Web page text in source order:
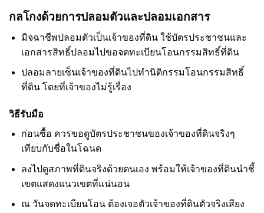
กลโกงด้วยการปลอมตัวและปลอมเอกสาร
มิจฉาชีพปลอมตัวเป็นเจ้าของที่ดิน ใช้บัตรประชาชนและ
เอกสารสิทธิ์ปลอมไปขอจดทะเบียนโอนกรรมสิทธิ์ที่ดิน
ปลอมลายเซ็นเจ้าของที่ดินไปทำนิติกรรมโอนกรรมสิทธิ์
ที่ดิน โดยที่เจ้าของไม่รู้เรื่อง
วิธีรับมือ
ก่อนซื้อ ควรขอดูบัตรประชาชนของเจ้าของที่ดินจริงๆ
เทียบกับชื่อในโฉนด
ลงไปดูสภาพที่ดินจริงด้วยตนเอง พร้อมให้เจ้าของที่ดินนำชี้
เขตแสดงแนวเขตที่แน่นอน
ณ วันจดทะเบียนโอน ต้องเจอตัวเจ้าของที่ดินตัวจริงเสียง